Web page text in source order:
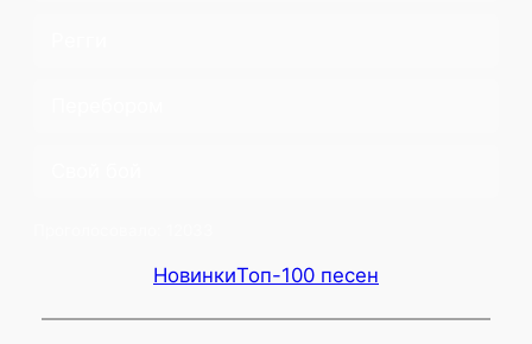
НовинкиТоп-100 песен